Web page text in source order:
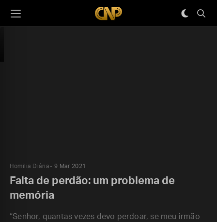
Homilia Diária 9 Mar 2021
Falta de perdão: um problema de
memória
“Senhor, quantas vezes devo perdoar, se meu irmão